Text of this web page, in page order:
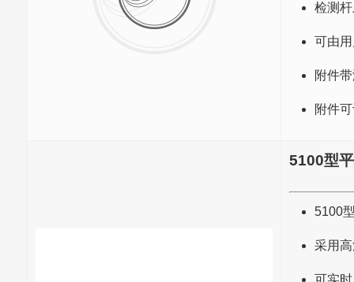
检测
可由
附件
附件
5100型
5100
采用
可实